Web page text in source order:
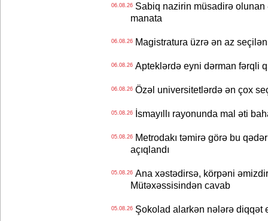
06.08.26Sabiq nazirin müsadirə olunan
manata
06.08.26Magistratura üzrə ən az
06.08.26Apteklərdə eyni dərman fərqli
06.08.26Özəl universitetlərdə ən çox
05.08.26İsmayıllı rayonunda mal əti
05.08.26Metrodakı təmirə görə bu
açıqlandı
05.08.26Ana xəstədirsə, körpəni
Mütəxəssisindən cavab
05.08.26Şokolad alarkən nələrə diqqət